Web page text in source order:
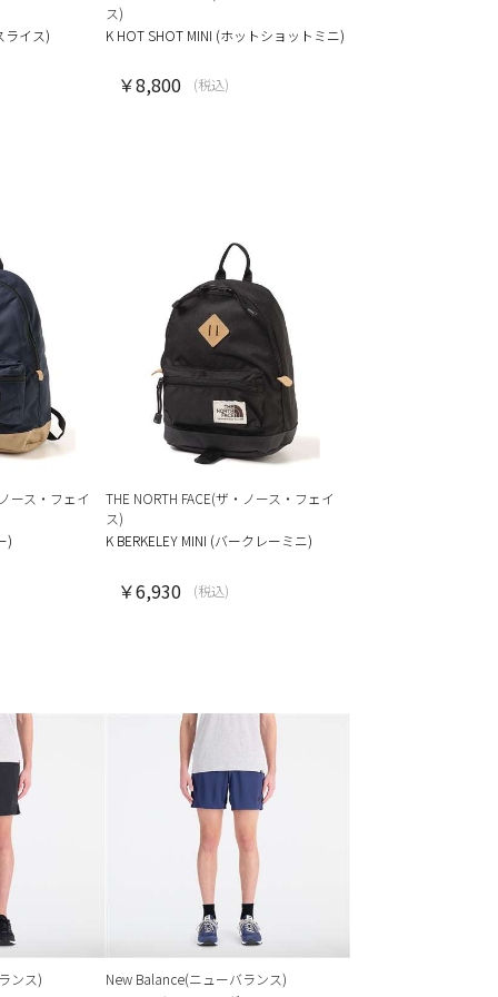
ライス)
ス)
K HOT SHOT MINI (ホットショットミニ)
￥8,800 (税込)
ース・フェイ
)
THE NORTH FACE(ザ・ノース・フェイ
ス)
K BERKELEY MINI (バークレーミニ)
￥6,930 (税込)
ンス)
New Balance(ニューバランス)